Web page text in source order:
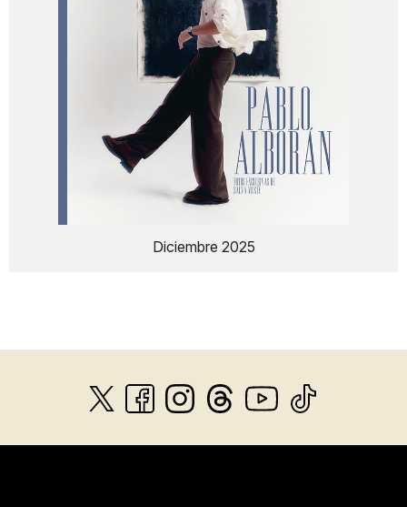
Diciembre 2025